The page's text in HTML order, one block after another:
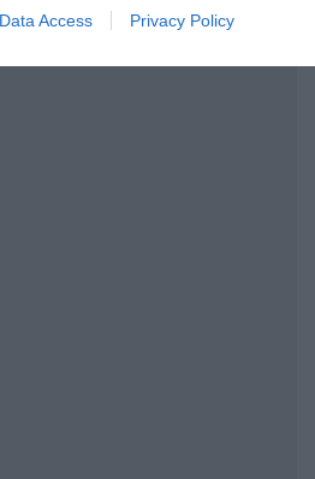
Data Access Privacy Policy